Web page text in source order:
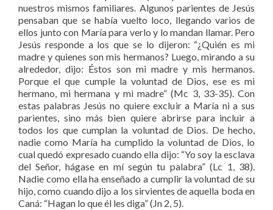
nuestros mismos familiares. Algunos parientes de Jesús
pensaban que se había vuelto loco, llegando varios de
ellos junto con María para verlo y lo mandan llamar. Pero
Jesús responde a los que se lo dijeron: “¿Quién es mi
madre y quienes son mis hermanos? Luego, mirando a su
alrededor, dijo: Éstos son mi madre y mis hermanos.
Porque el que cumple la voluntad de Dios, ese es mi
hermano, mi hermana y mi madre” (Mc 3, 33-35). Con
estas palabras Jesús no quiere excluir a María ni a sus
parientes, sino más bien quiere abrirse para incluir a
todos los que cumplan la voluntad de Dios. De hecho,
nadie como María ha cumplido la voluntad de Dios, lo
cual quedó expresado cuando ella dijo: “Yo soy la esclava
del Señor, hágase en mí según tu palabra” (Lc 1, 38).
Nadie como ella ha enseñado a cumplir la voluntad de su
hijo, como cuando dijo a los sirvientes de aquella boda en
Caná: “Hagan lo que él les diga” (Jn 2, 5).